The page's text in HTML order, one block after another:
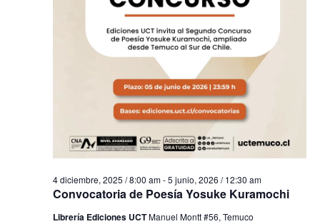
Convocatoria de Poesía Yosuke Kuramochi
4 diciembre, 2025 / 8:00 am-5 junio, 2026 / 12:30 am
Librería Ediciones UCTManuel Montt #56, Temuco